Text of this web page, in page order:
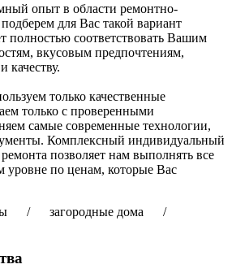
опыт в области ремонтно-
для Вас такой вариант
полностью соответствовать Вашим
вкусовым предпочтениям,
качеству.
только качественные
только с проверенными
самые современные технологии,
Комплексный индивидуальный
позволяет нам выполнять все
уровне по ценам, которые Вас
/ загородные дома /